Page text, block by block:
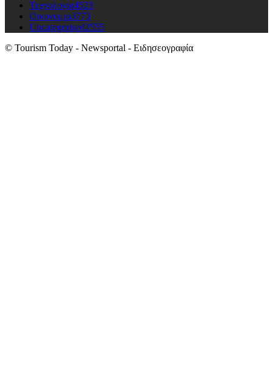
Τεχνολογια4523
Οικονομια3773
Uncategorised2555
© Tourism Today - Newsportal - Ειδησεογραφία